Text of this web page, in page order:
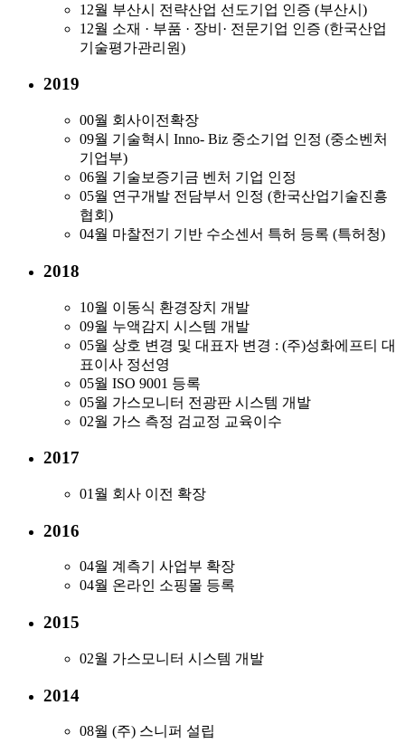
12월 부산시 전략산업 선도기업 인증 (부산시)
12월 소재 · 부품 · 장비· 전문기업 인증 (한국산업
기술평가관리원)
2019
00월 회사이전확장
09월 기술혁시 Inno- Biz 중소기업 인정 (중소벤처
기업부)
06월 기술보증기금 벤처 기업 인정
05월 연구개발 전담부서 인정 (한국산업기술진흥
협회)
04월 마찰전기 기반 수소센서 특허 등록 (특허청)
2018
10월 ​이동식 환경장치 개발
09월 ​누액감지 시스템 개발​
05월 ​상호 변경 및 대표자 변경 : (주)성화에프티 대
표이사 정선영
05월 ​​ISO 9001 등록
05월 ​​가스모니터 전광판 시스템 개발
02월 가스 측정 검교정 교육이수​
2017
01월 회사 이전 확장
2016
04월 계측기 사업부 확장
04월 온라인 소핑몰 등록​
2015
02월 가스모니터 시스템 개발
2014
08월 ​(주) 스니퍼 설립